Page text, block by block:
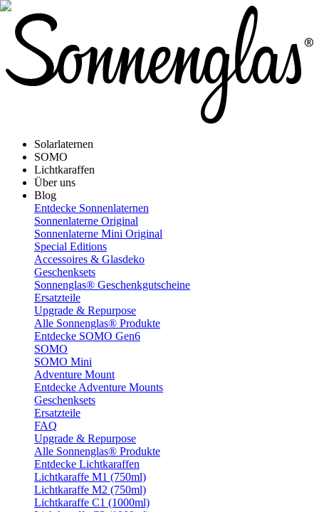
Solarlaternen
SOMO
Lichtkaraffen
Über uns
Blog
Entdecke Sonnenlaternen
Sonnenlaterne Original
Sonnenlaterne Mini Original
Special Editions
Accessoires & Glasdeko
Geschenksets
Sonnenglas® Geschenkgutscheine
Ersatzteile
Upgrade & Repurpose
Alle Sonnenglas® Produkte
Entdecke SOMO Gen6
SOMO
SOMO Mini
Adventure Mount
Entdecke Adventure Mounts
Geschenksets
Ersatzteile
FAQ
Upgrade & Repurpose
Alle Sonnenglas® Produkte
Entdecke Lichtkaraffen
Lichtkaraffe M1 (750ml)
Lichtkaraffe M2 (750ml)
Lichtkaraffe C1 (1000ml)